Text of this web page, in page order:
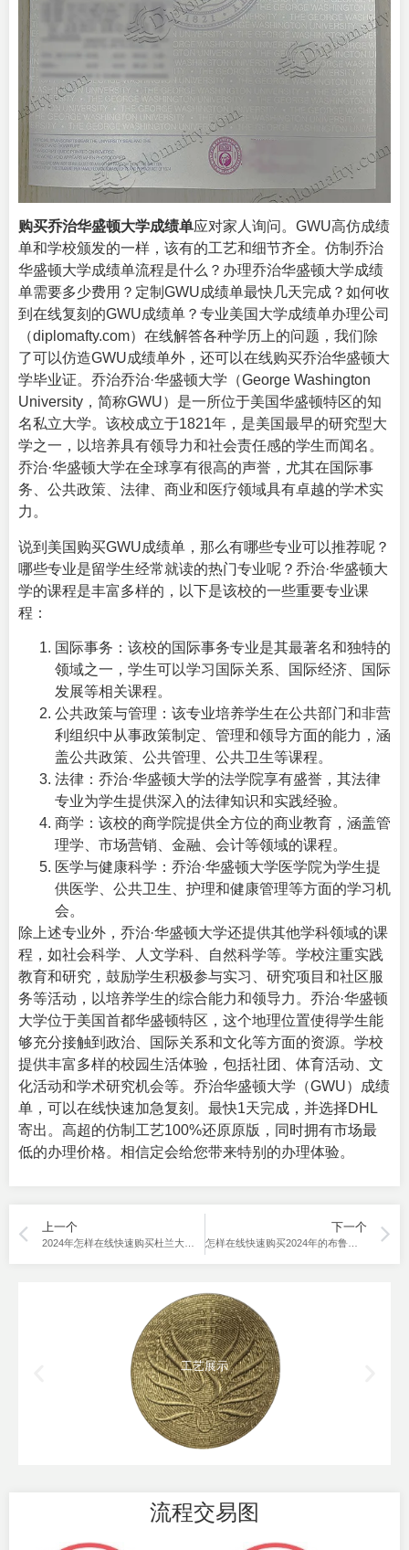
购买乔治华盛顿大学成绩单应对家人询问。GWU高仿成绩
单和学校颁发的一样，该有的工艺和细节齐全。仿制乔治
华盛顿大学成绩单流程是什么？办理乔治华盛顿大学成绩
单需要多少费用？定制GWU成绩单最快几天完成？如何收
到在线复刻的GWU成绩单？专业美国大学成绩单办理公司
（diplomafty.com）在线解答各种学历上的问题，我们除
了可以仿造GWU成绩单外，还可以在线购买乔治华盛顿大
学毕业证。乔治乔治·华盛顿大学（George Washington
University，简称GWU）是一所位于美国华盛顿特区的知
名私立大学。该校成立于1821年，是美国最早的研究型大
学之一，以培养具有领导力和社会责任感的学生而闻名。
乔治·华盛顿大学在全球享有很高的声誉，尤其在国际事
务、公共政策、法律、商业和医疗领域具有卓越的学术实
力。
说到美国购买GWU成绩单，那么有哪些专业可以推荐呢？
哪些专业是留学生经常就读的热门专业呢？乔治·华盛顿大
学的课程是丰富多样的，以下是该校的一些重要专业课
程：
国际事务：该校的国际事务专业是其最著名和独特的
领域之一，学生可以学习国际关系、国际经济、国际
发展等相关课程。
公共政策与管理：该专业培养学生在公共部门和非营
利组织中从事政策制定、管理和领导方面的能力，涵
盖公共政策、公共管理、公共卫生等课程。
法律：乔治·华盛顿大学的法学院享有盛誉，其法律
专业为学生提供深入的法律知识和实践经验。
商学：该校的商学院提供全方位的商业教育，涵盖管
理学、市场营销、金融、会计等领域的课程。
医学与健康科学：乔治·华盛顿大学医学院为学生提
供医学、公共卫生、护理和健康管理等方面的学习机
会。
除上述专业外，乔治·华盛顿大学还提供其他学科领域的课
程，如社会科学、人文学科、自然科学等。学校注重实践
教育和研究，鼓励学生积极参与实习、研究项目和社区服
务等活动，以培养学生的综合能力和领导力。乔治·华盛顿
大学位于美国首都华盛顿特区，这个地理位置使得学生能
够充分接触到政治、国际关系和文化等方面的资源。学校
提供丰富多样的校园生活体验，包括社团、体育活动、文
化活动和学术研究机会等。乔治华盛顿大学（GWU）成绩
单，可以在线快速加急复刻。最快1天完成，并选择DHL
寄出。高超的仿制工艺100%还原原版，同时拥有市场最
低的办理价格。相信定会给您带来特别的办理体验。
上一个 下一个
怎样在线快速购买2024年的布鲁克大学成绩单？
工艺展示
流程交易图